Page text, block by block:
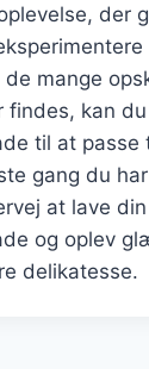
der
mange
findes, kan
til at passe
gang du
at lave
og oplev
delikatesse.